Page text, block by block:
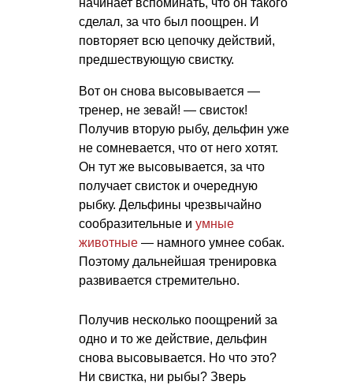
начинает вспоминать, что он такого
сделал, за что был поощрен. И
повторяет всю цепочку действий,
предшествующую свистку.
Вот он снова высовывается —
тренер, не зевай! — свисток!
Получив вторую рыбу, дельфин уже
не сомневается, что от него хотят.
Он тут же высовывается, за что
получает свисток и очередную
рыбку. Дельфины чрезвычайно
сообразительные и умные
животные — намного умнее собак.
Поэтому дальнейшая тренировка
развивается стремительно.
Получив несколько поощрений за
одно и то же действие, дельфин
снова высовывается. Но что это?
Ни свистка, ни рыбы? Зверь